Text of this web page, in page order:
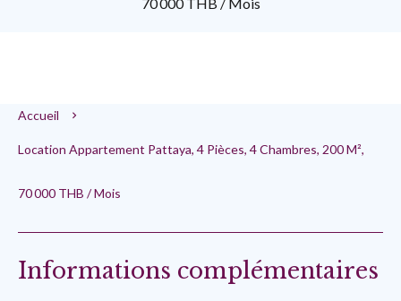
Accueil
Location Appartement Pattaya, 4 Pièces, 4 Chambres, 200 M²,
70 000 THB / Mois
Informations complémentaires